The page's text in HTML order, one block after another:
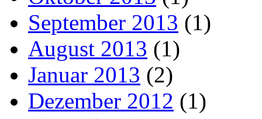
September 2013 (1)
August 2013 (1)
Januar 2013 (2)
Dezember 2012 (1)